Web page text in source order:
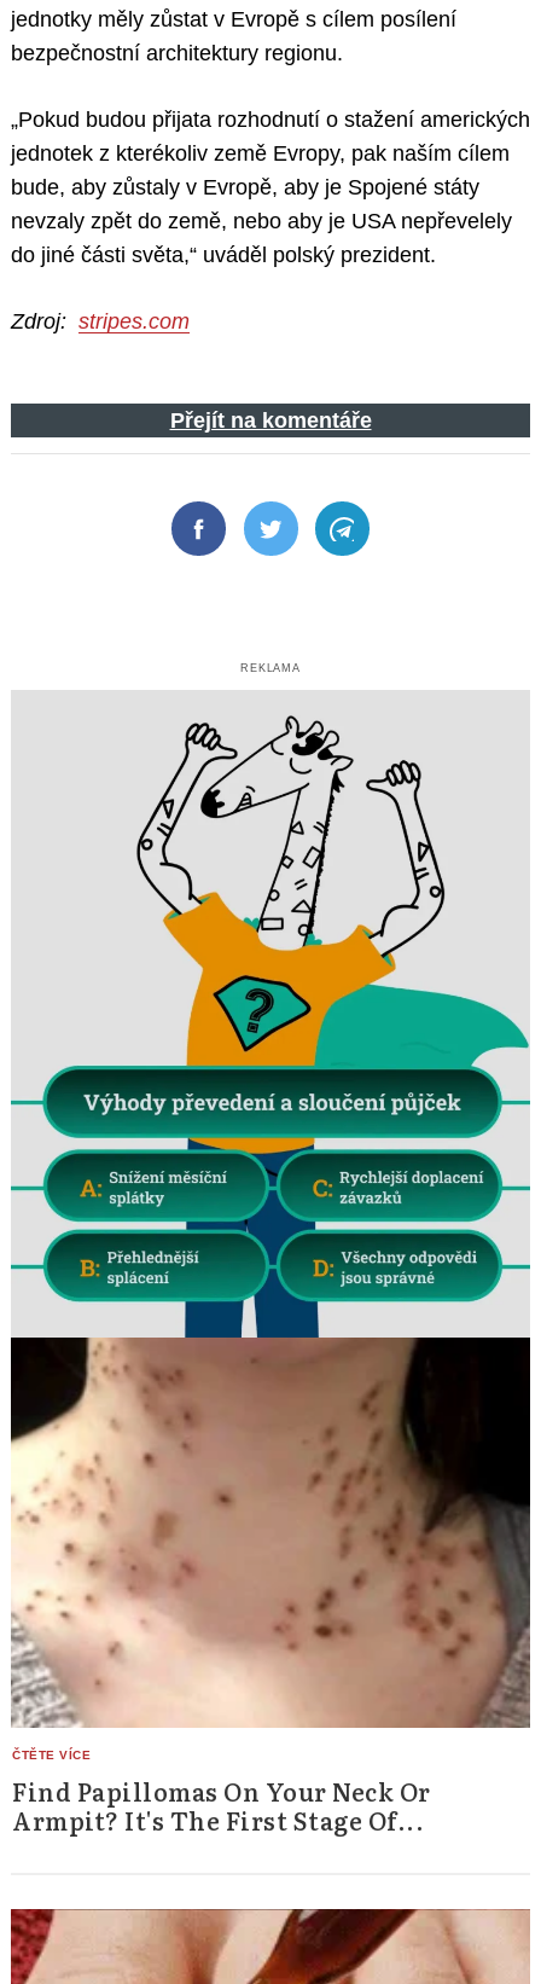
jednotky měly zůstat v Evropě s cílem posílení
bezpečnostní architektury regionu.
„Pokud budou přijata rozhodnutí o stažení amerických
jednotek z kterékoliv země Evropy, pak naším cílem
bude, aby zůstaly v Evropě, aby je Spojené státy
nevzaly zpět do země, nebo aby je USA nepřevelely
do jiné části světa,“ uváděl polský prezident.
Zdroj: stripes.com
Přejít na komentáře
FacebookTwitter Telegram
REKLAMA
Find Papillomas On Your Neck Or
Armpit? It's The First Stage Of...